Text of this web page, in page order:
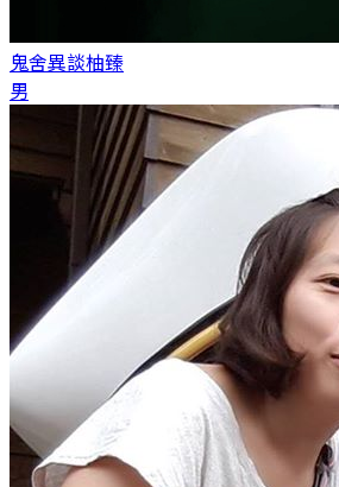
鬼舍異談柚臻
男